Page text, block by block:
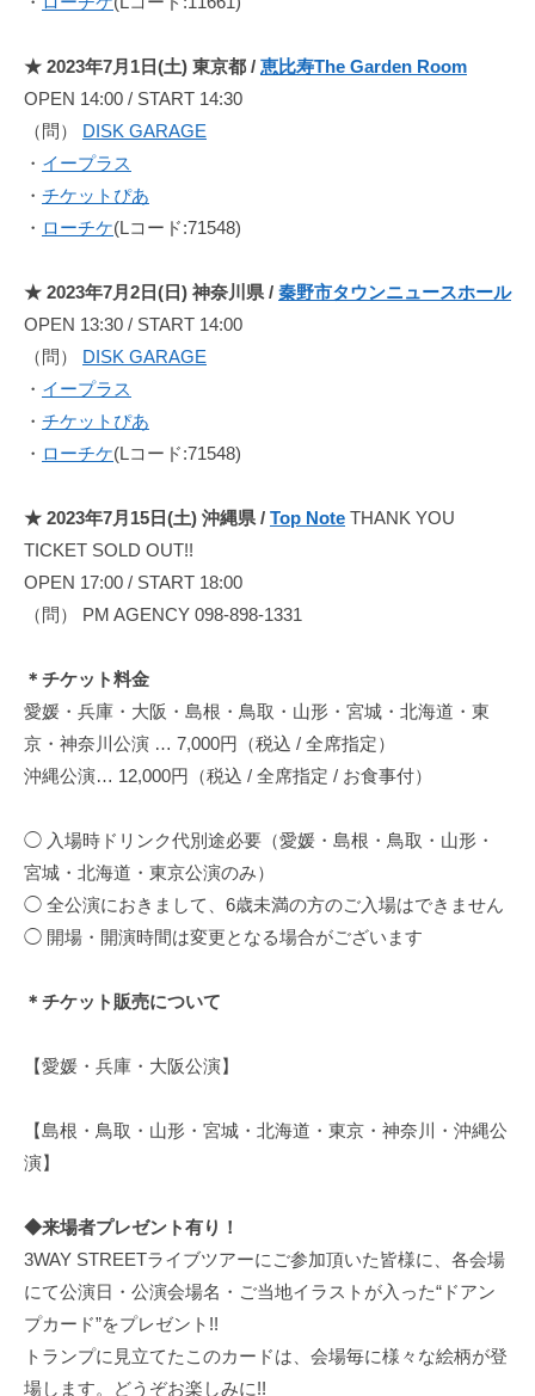
情
報
や
ラ
イ
ブ
イ
ベ
最
新
情
報
お
知
ら
せ
す
。
★ 2023年7月1日(土) 東京都 / 恵比寿The Garden Room
OPEN 14:00 / START 14:30
（問） DISK GARAGE
・ イープラス
・ チケットぴあ
・ ローチケ(Lコード:71548)
★ 2023年7月2日(日) 神奈川県 / 秦野市タウンニュースホール
OPEN 13:30 / START 14:00
（問） DISK GARAGE
・ イープラス
・ チケットぴあ
・ ローチケ(Lコード:71548)
★ 2023年7月15日(土) 沖縄県 / Top Note THANK YOU
TICKET SOLD OUT!!
OPEN 17:00 / START 18:00
（問） PM AGENCY 098-898-1331
＊チケット料金
愛媛・兵庫・大阪・島根・鳥取・山形・宮城・北海道・東
京・神奈川公演 … 7,000円（税込 / 全席指定）
沖縄公演… 12,000円（税込 / 全席指定 / お食事付）
◯ 入場時ドリンク代別途必要（愛媛・島根・鳥取・山形・
宮城・北海道・東京公演のみ）
◯ 全公演におきまして、6歳未満の方のご入場はできません
◯ 開場・開演時間は変更となる場合がございます
＊チケット販売について
【愛媛・兵庫・大阪公演】
【島根・鳥取・山形・宮城・北海道・東京・神奈川・沖縄公
演】
◆来場者プレゼント有り！
3WAY STREETライブツアーにご参加頂いた皆様に、各会場
にて公演日・公演会場名・ご当地イラストが入った“ドアン
プカード”をプレゼント!!
トランプに見立てたこのカードは、会場毎に様々な絵柄が登
場します。どうぞお楽しみに!!